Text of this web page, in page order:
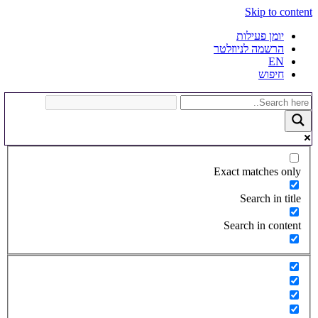
Skip to content
יומן פעילות
הרשמה לניוזלטר
EN
חיפוש
Exact matches only
Search in title
Search in content